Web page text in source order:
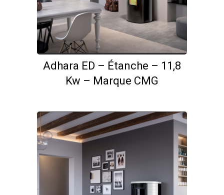
Adhara ED – Étanche – 11,8
Kw – Marque CMG